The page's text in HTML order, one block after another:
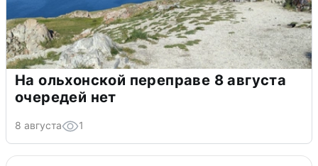
На ольхонской переправе 8 августа
очередей нет
8 августа 1